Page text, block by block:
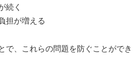
続く
担が増える
で、これらの問題を防ぐことができ